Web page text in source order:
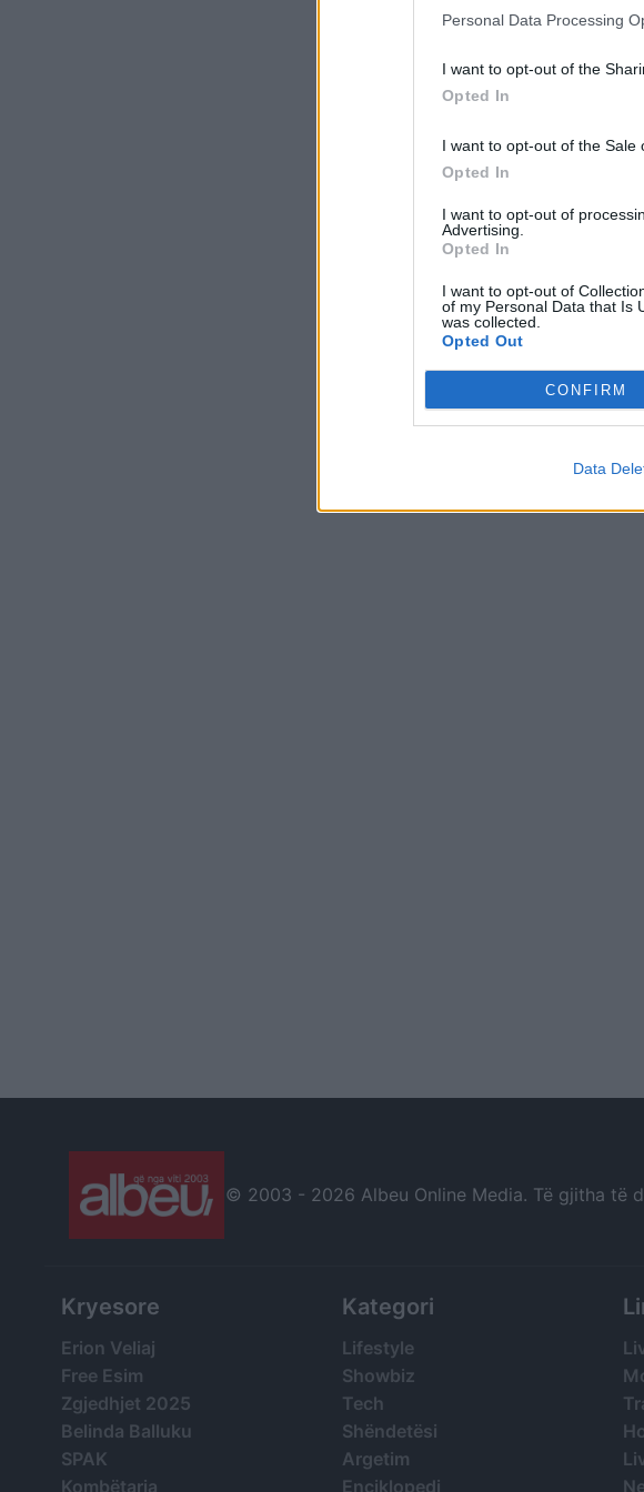
Personal Data Processing
I want to opt-out of the
Opted In
I want to opt-out of the Sale
Opted In
I want to opt-out of
Advertising.
Opted In
I want to opt-out of
of my Personal Data that Is
was collected.
Opted Out
CONFIRM
Data
© 2003 - 2026 Albeu Online Media. Të gjitha të
Kryesore
Erion Veliaj
Free Esim
Zgjedhjet 2025
Belinda Balluku
SPAK
Kombëtarja
Kategori
Lifestyle
Showbiz
Tech
Shëndetësi
Argetim
Enciklopedi